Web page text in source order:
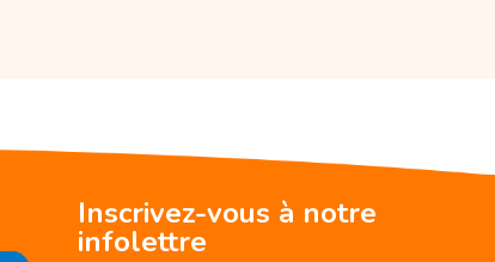
Inscrivez-vous à notre
infolettre